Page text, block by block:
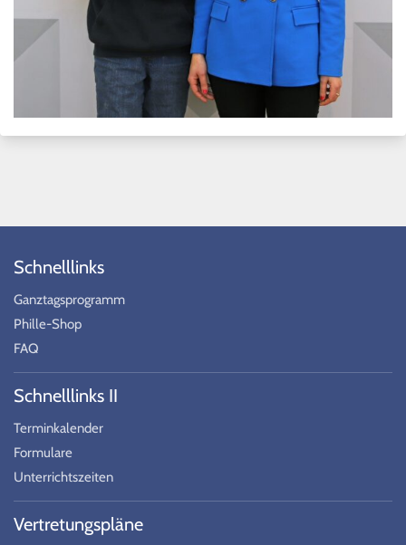
Schnelllinks
Ganztagsprogramm
Phille-Shop
FAQ
Schnelllinks II
Terminkalender
Formulare
Unterrichtszeiten
Vertretungspläne